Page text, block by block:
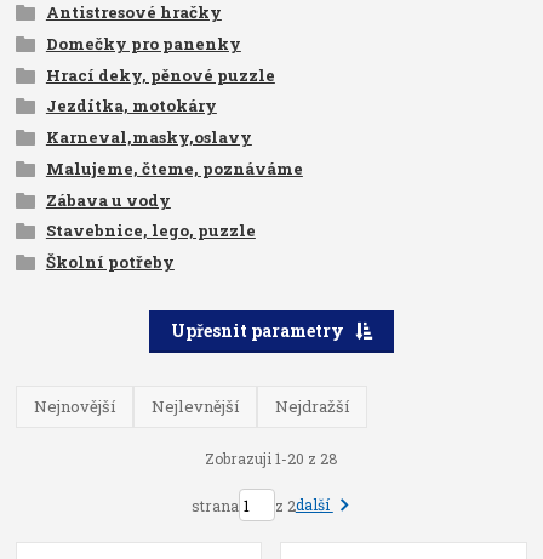
Antistresové hračky
Domečky pro panenky
Hrací deky, pěnové puzzle
Jezdítka, motokáry
Karneval,masky,oslavy
Malujeme, čteme, poznáváme
Zábava u vody
Stavebnice, lego, puzzle
Školní potřeby
Upřesnit parametry
Nejnovější Nejlevnější Nejdražší
Zobrazuji 1-20 z 28
strana z 2další